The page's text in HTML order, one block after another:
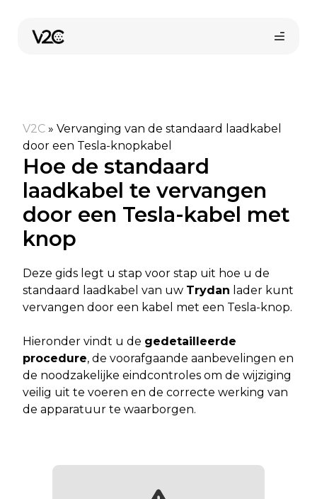
Vind uw installateur
V2C » Vervanging van de standaard laadkabel
door een Tesla-knopkabel
Hoe de standaard
laadkabel te vervangen
door een Tesla-kabel met
knop
Deze gids legt u stap voor stap uit hoe u de
standaard laadkabel van uw Trydan lader kunt
vervangen door een kabel met een Tesla-knop.
Hieronder vindt u de gedetailleerde
procedure, de voorafgaande aanbevelingen en
de noodzakelijke eindcontroles om de wijziging
veilig uit te voeren en de correcte werking van
de apparatuur te waarborgen.